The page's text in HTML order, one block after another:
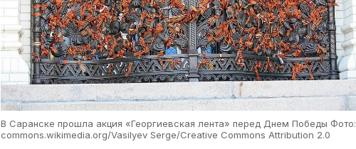
В Саранске прошла акция «Георгиевская лента» перед Днем Победы Фото:
commons.wikimedia.org/Vasilyev Serge/Creative Commons Attribution 2.0